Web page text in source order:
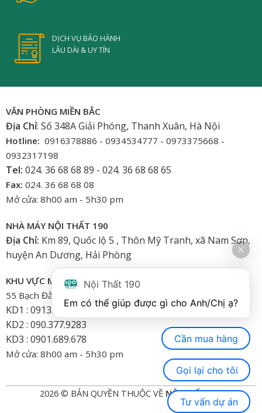
DỊCH VỤ BẢO HÀNH
LÂU DÀI & UY TÍN
VĂN PHÒNG MIỀN BẮC
Địa Chỉ: Số 348A Giải Phóng, Thanh Xuân, Hà Nội
Hotline: 0916378886 - 0934534777 - 0973375668 -
0932317198
Tel: 024. 36 68 68 89 - 024. 36 68 68 65
Fax: 024. 36 68 68 08
Mở cửa: 8h00 am - 5h30 pm
NHÀ MÁY NỘI THẤT 190
Địa Chỉ: Km 89, Quốc lộ 5 , Thôn Mỹ Tranh, xã Nam Sơn,
huyện An Dương, Hải Phòng
KHU VỰC MIỀN NAM
55 Bạch Đằng, Phường 15, Bình Thạnh-HCM
KD1 : 0913.922.926
KD2 : 090.377.9283
KD3 : 0901.689.678
Mở cửa: 8h00 am - 5h30 pm
2026 © BẢN QUYỀN THUỘC VỀ NỘI THẤT 190
Nội Thất 190
Cần mua hàng
Gọi lại cho tôi
Tư vấn dự án